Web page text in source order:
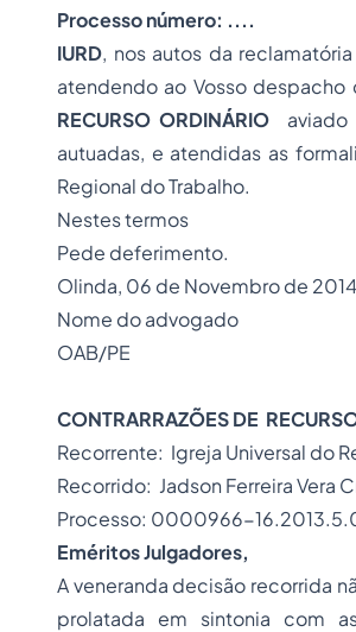
Processo número: ....
IURD, nos autos da
atendendo ao Vosso despacho
RECURSO ORDINÁRIO aviado
autuadas, e atendidas as
Regional do Trabalho.
Nestes termos
Pede deferimento.
Olinda, 06 de Novembro de
Nome do advogado
OAB/PE
CONTRARRAZÕES DE
Recorrente: Igreja Universal do
Recorrido: Jadson Ferreira Vera
Processo: 0000966-
Eméritos Julgadores,
A veneranda decisão recorrida
prolatada em sintonia com